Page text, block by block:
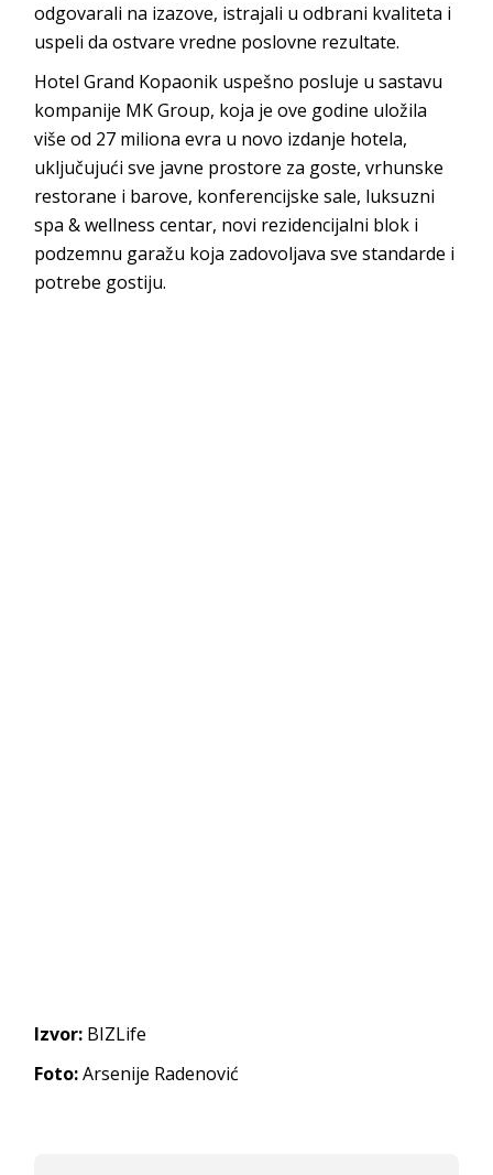
odgovarali na izazove, istrajali u odbrani kvaliteta i
uspeli da ostvare vredne poslovne rezultate.
Hotel Grand Kopaonik uspešno posluje u sastavu
kompanije MK Group, koja je ove godine uložila
više od 27 miliona evra u novo izdanje hotela,
uključujući sve javne prostore za goste, vrhunske
restorane i barove, konferencijske sale, luksuzni
spa & wellness centar, novi rezidencijalni blok i
podzemnu garažu koja zadovoljava sve standarde i
potrebe gostiju.
Izvor: BIZLife
Foto:Arsenije Radenović